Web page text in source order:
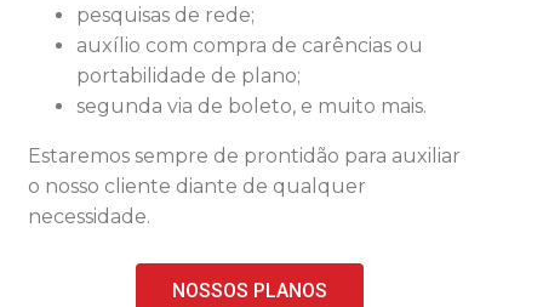
pesquisas de rede;
auxílio com compra de carências ou
portabilidade de plano;
segunda via de boleto, e muito mais.
Estaremos sempre de prontidão para auxiliar
o nosso cliente diante de qualquer
necessidade.
NOSSOS PLANOS